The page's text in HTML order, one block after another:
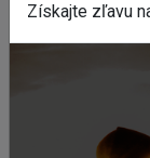
Získajte zľavu